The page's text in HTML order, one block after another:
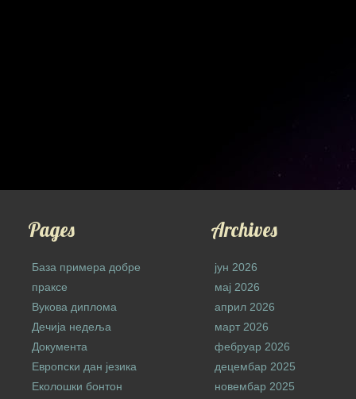
Pages
База примера добре
праксе
Вукова диплома
Дечија недеља
Документа
Европски дан језика
Еколошки бонтон
Archives
јун 2026
мај 2026
април 2026
март 2026
фебруар 2026
децембар 2025
новембар 2025